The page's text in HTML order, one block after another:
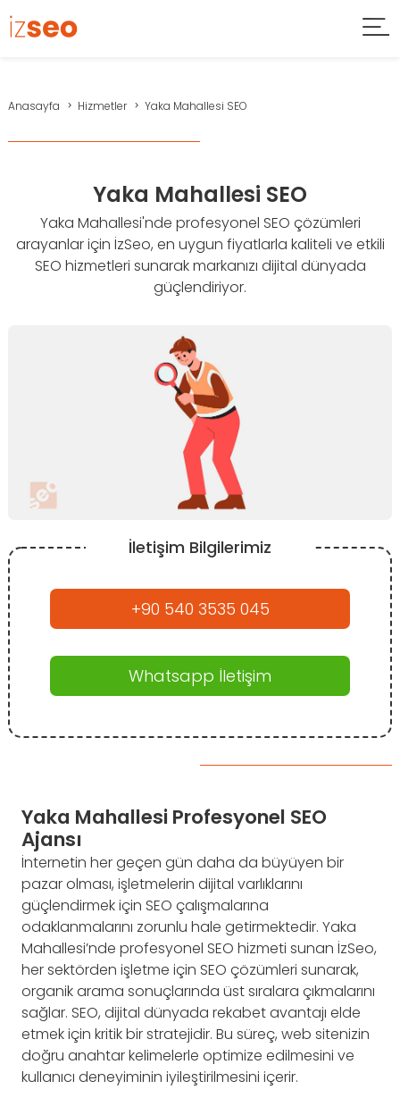
Anasayfa Hizmetler Yaka Mahallesi SEO
Yaka Mahallesi SEO
Yaka Mahallesi'nde profesyonel SEO çözümleri
arayanlar için İzSeo, en uygun fiyatlarla kaliteli ve etkili
SEO hizmetleri sunarak markanızı dijital dünyada
güçlendiriyor.
İletişim Bilgilerimiz
+90 540 3535 045
Whatsapp İletişim
Yaka Mahallesi Profesyonel SEO
Ajansı
İnternetin her geçen gün daha da büyüyen bir
pazar olması, işletmelerin dijital varlıklarını
güçlendirmek için SEO çalışmalarına
odaklanmalarını zorunlu hale getirmektedir. Yaka
Mahallesi’nde profesyonel SEO hizmeti sunan İzSeo,
her sektörden işletme için SEO çözümleri sunarak,
organik arama sonuçlarında üst sıralara çıkmalarını
sağlar. SEO, dijital dünyada rekabet avantajı elde
etmek için kritik bir stratejidir. Bu süreç, web sitenizin
doğru anahtar kelimelerle optimize edilmesini ve
kullanıcı deneyiminin iyileştirilmesini içerir.